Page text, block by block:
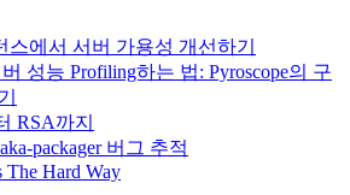
스에서 서버 가용성 개선하기
성능 Profiling하는 법: Pyroscope의 구
RSA까지
packager 버그 추적
The Hard Way